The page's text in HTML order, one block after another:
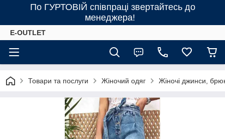
По ГУРТОВІЙ співпраці звертайтесь до
менеджера!
E-OUTLET
Товари та послуги Жіночий одяг Жіночі джинси,